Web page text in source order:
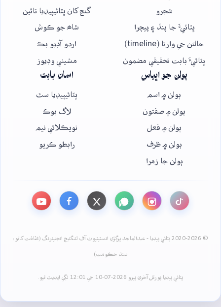
شجرو
ڀٽائيءَ جا پنڌ ۽ پيچرا
حالتن جي وارتا (timeline)
ڀٽائيءَ بابت تحقيقي مضمون
گنج کان ڀٽائيپيڊيا تائين
شاھ جو ڪوش
اردو آڊيو بڪ
مشيني وڊيوز
ٻولن جو اڀياس
ٻولن ۾ اسم
ٻولن ۾ صفتون
ٻولن ۾ فعل
ٻولن ۾ ظرف
ٻولن جا زمرا
اسان بابت
ڀٽائيپيڊيا سٿ
لاگ بوڪ
نويڪلائي نيم
رابطو ڪريو
© 2020-2026 ڀٽائي پيڊيا - عبدالماجد ڀرڳڙي انسٽيٽيوٽ آف لئنگئيج انجنيئرنگ (ثقافت کاتو،
سنڌ حڪومت)
ڀٽائي پيڊيا پورٽل آخري ڀيرو 2026-07-10 جي 12:01 لڳي اپڊيٽ ٿيو.